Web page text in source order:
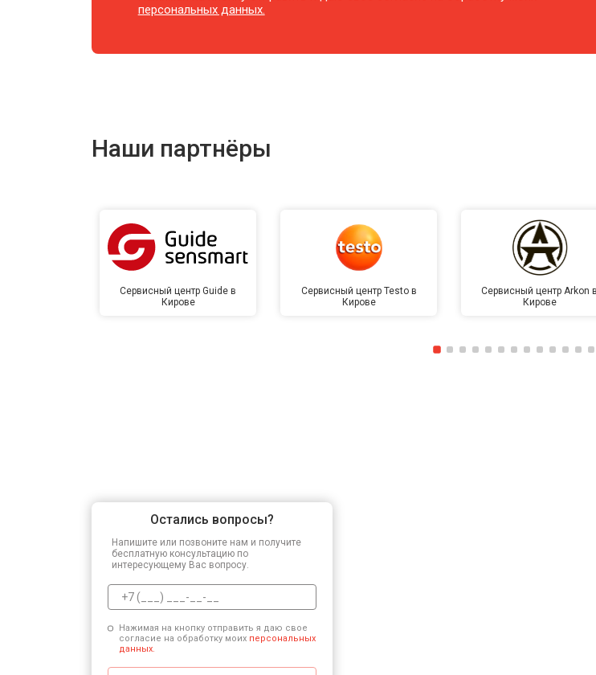
персональных данных.
Наши партнёры
Сервисный центр Guide в
Кирове
Сервисный центр Testo в
Кирове
Сервисный центр Arkon в
Кирове
Остались вопросы?
Напишите или позвоните нам и получите
бесплатную консультацию по
интересующему Вас вопросу.
Нажимая на кнопку отправить я даю свое
согласие на обработку моих персональных
данных.